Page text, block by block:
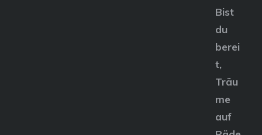
Bist
du
berei
t,
Träu
me
auf